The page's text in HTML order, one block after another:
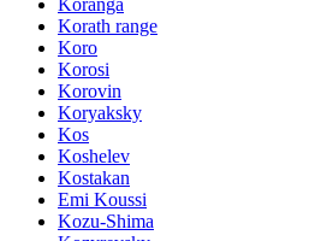
Korath range
Koro
Korosi
Korovin
Koryaksky
Kos
Koshelev
Kostakan
Emi Koussi
Kozu-Shima